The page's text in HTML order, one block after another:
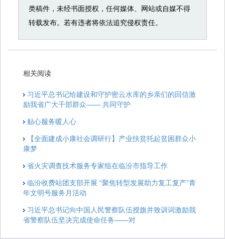
类稿件，未经书面授权，任何媒体、网站或自媒不得
转载发布。若有违者将依法追究侵权责任。
相关阅读
习近平总书记给建设和守护密云水库的乡亲们的回信激
励我省广大干部群众—— 共同守护
贴心服务暖人心
【全面建成小康社会调研行】产业扶贫托起贫困群众小
康梦
省火灾调查技术服务专家组在临汾市指导工作
临汾收费站团支部开展 “聚焦转型发展助力复工复产”青
年文明号服务月活动
习近平总书记向中国人民警察队伍授旗并致训词激励我
省警察队伍坚决完成使命任务——对